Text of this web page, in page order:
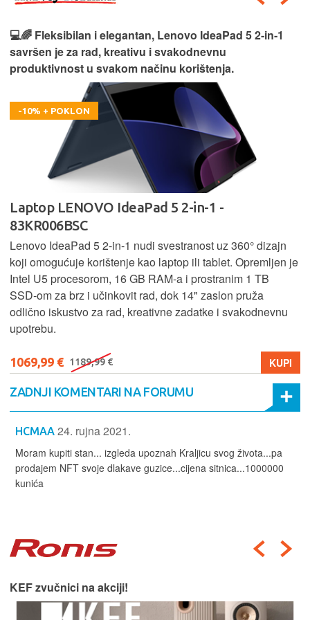
je
KUPI
🎮⚡ Moćan i spreman za izazove, Lenovo LOQ 15
donosi vrhunske performanse za gaming i
zadatke bez kompromisa.
-100 € + POKLON
Laptop LENOVO LOQ 15AHP10 -
Lenovo LOQ 15AHP10 kombinira Ryzen 5 procesor,
RAM-a i 1 TB SSD za brz rad i dovoljno prostora. Uz
Nvidia RTX 5050 grafiku pruža odlično gaming
rad u zahtjevnim aplikacijama, dok optimizirano
osigurava stabilne performanse i pri većem
1299,99 € 1399,99 €
ZADNJI KOMENTARI NA FORUMU
HCMAA 24. rujna 2021.
Moram kupiti stan... izgleda upoznah Kraljicu svog života...pa
prodajem NFT svoje dlakave guzice...cijena sitnica...1000000
kunića
Harman Kardon car audio.